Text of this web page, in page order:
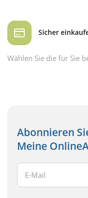
Sicher
Wählen Sie die für Sie
Abonnieren
Meine
Ihre E-Mail Adresse: